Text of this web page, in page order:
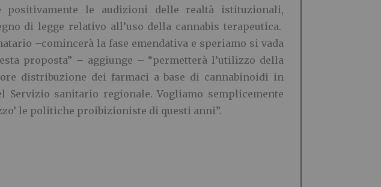
le audizioni delle realtà istituzionali,
di legge relativo all’uso della cannabis terapeutica.
–comincerà la fase emendativa e speriamo si vada
proposta” – aggiunge – “permetterà l’utilizzo della
distribuzione dei farmaci a base di cannabinoidi in
sanitario regionale. Vogliamo semplicemente
le politiche proibizioniste di questi anni”.